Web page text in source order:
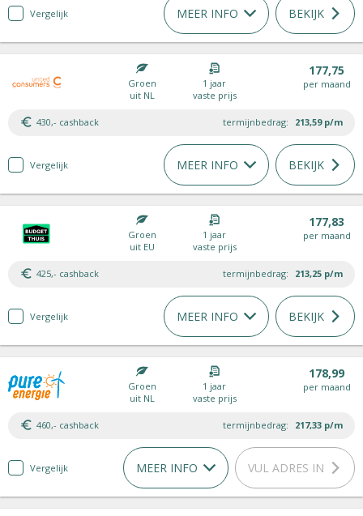
Vergelijk MEER INFO BEKIJK
Groen
uit NL
1 jaar
vaste prijs
177,75
per maand
430,- cashback termijnbedrag: 213,59 p/m
Vergelijk MEER INFO BEKIJK
Groen
uit EU
1 jaar
vaste prijs
177,83
per maand
425,- cashback termijnbedrag: 213,25 p/m
Vergelijk MEER INFO BEKIJK
Groen
uit NL
1 jaar
vaste prijs
178,99
per maand
460,- cashback termijnbedrag: 217,33 p/m
Vergelijk MEER INFO VUL ADRES IN